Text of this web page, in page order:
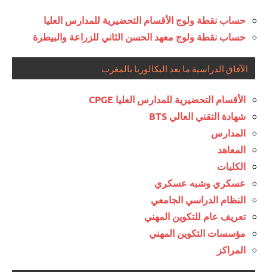
حساب نقطة ولوج الأقسام التحضيرية للمدارس العليا
حساب نقطة ولوج معهد الحسن الثاني للزراعة والبيطرة
الآفاق الدراسية ما بعد البكالوريا بالمغرب
الأقسام التحضيرية للمدارس العليا CPGE
شهادة التقني العالي BTS
المدارس
المعاهد
الكليات
عسكري وشبه عسكري
النظام الدراسي الجامعي
تعريف عام للتكوين المهني
مؤسسات التكوين المهني
المراكز